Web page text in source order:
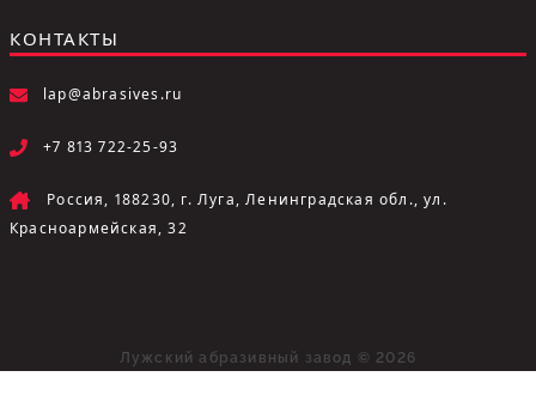
КОНТАКТЫ
lap@abrasives.ru
+7 813 722-25-93
Россия, 188230, г. Луга, Ленинградская обл., ул.
Красноармейская, 32
Лужский абразивный завод © 2026